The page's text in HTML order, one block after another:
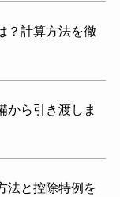
？計算方法を徹
から引き渡しま
法と控除特例を